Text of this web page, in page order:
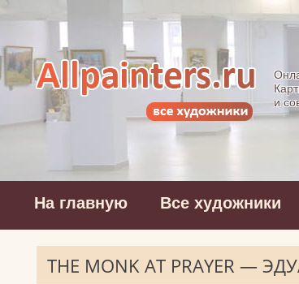
и
На главную Все художники
THE MONK AT PRAYER —